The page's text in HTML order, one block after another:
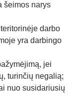
šeimos narys
darbo
yra darbingo
jei
turinčių negalią;
nuo susidariusių